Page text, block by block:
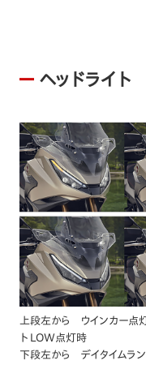
ヘッドライト
上段左から ウインカー点
ト LOW点灯時
下段左から デイタイムラ